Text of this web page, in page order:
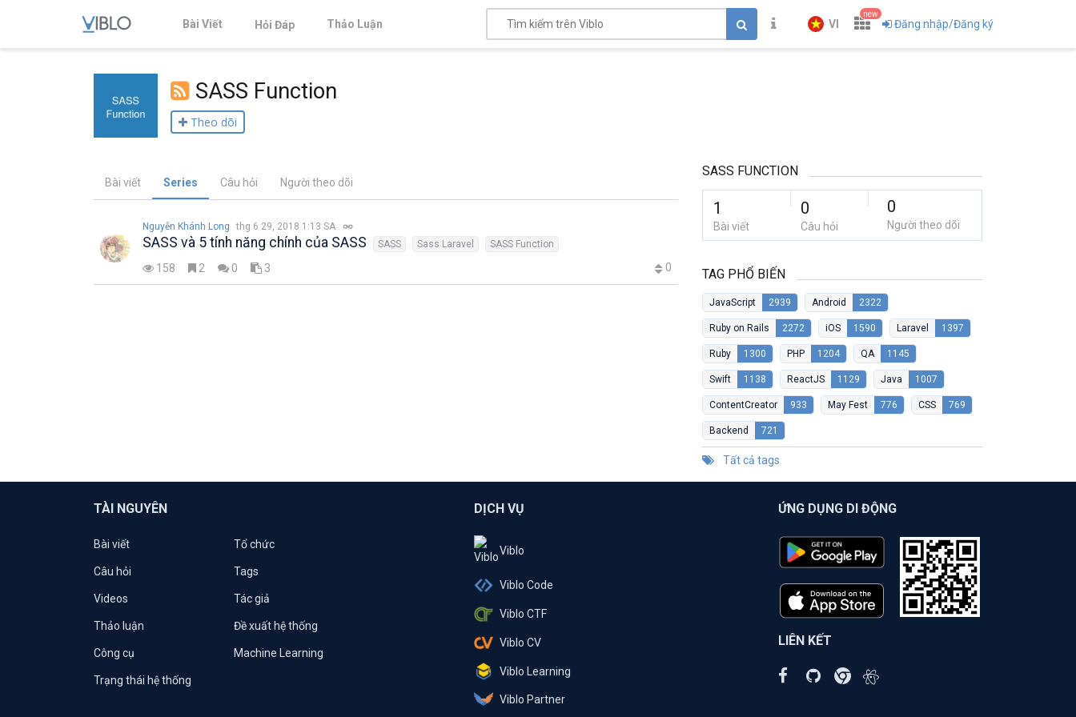
Bài Viết Hỏi Đáp Thảo Luận VI
new
Đăng nhập/Đăng ký
SASS Function
Theo dõi
Bài viết Series Câu hỏi Người theo dõi
Nguyễn Khánh Long thg 6 29, 2018 1:13 SA
SASS và 5 tính năng chính của SASS SASS Sass Laravel SASS Function
158 2 0 3 0
SASS FUNCTION
1
Bài viết
0
Câu hỏi
0
Người theo dõi
TAG PHỔ BIẾN
JavaScript 2939 Android 2322
Ruby on Rails 2272 iOS 1590 Laravel 1397
Ruby 1300 PHP 1204 QA 1145
Swift 1138 ReactJS 1129 Java 1007
ContentCreator 933 May Fest 776 CSS 769
Backend 721
Tất cả tags
TÀI NGUYÊN
Bài viết Tổ chức
Câu hỏi Tags
Videos Tác giả
Thảo luận Đề xuất hệ thống
Công cụ Machine Learning
Trạng thái hệ thống
DỊCH VỤ
Viblo
Viblo Code
Viblo CTF
Viblo CV
Viblo Learning
Viblo Partner
ỨNG DỤNG DI ĐỘNG
LIÊN KẾT